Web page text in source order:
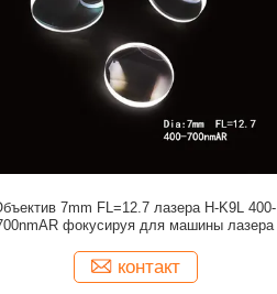
7mm FL=12.7 лазера H-K9L 400-
фокусируя для машины лазера
контакт